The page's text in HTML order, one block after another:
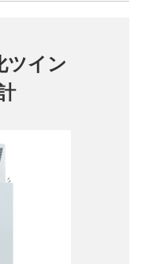
ツイン